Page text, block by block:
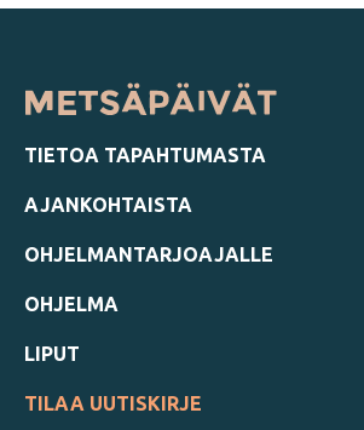
TIETOA TAPAHTUMASTA
AJANKOHTAISTA
OHJELMANTARJOAJALLE
OHJELMA
LIPUT
TILAA UUTISKIRJE